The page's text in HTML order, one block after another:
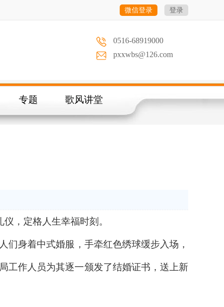
微信登录 登录
0516-68919000
pxxwbs@126.com
专题 歌风讲堂
，定格人生幸福时刻。
们身着中式婚服，手牵红色绣球缓步入场，
工作人员为其逐一颁发了结婚证书，送上新